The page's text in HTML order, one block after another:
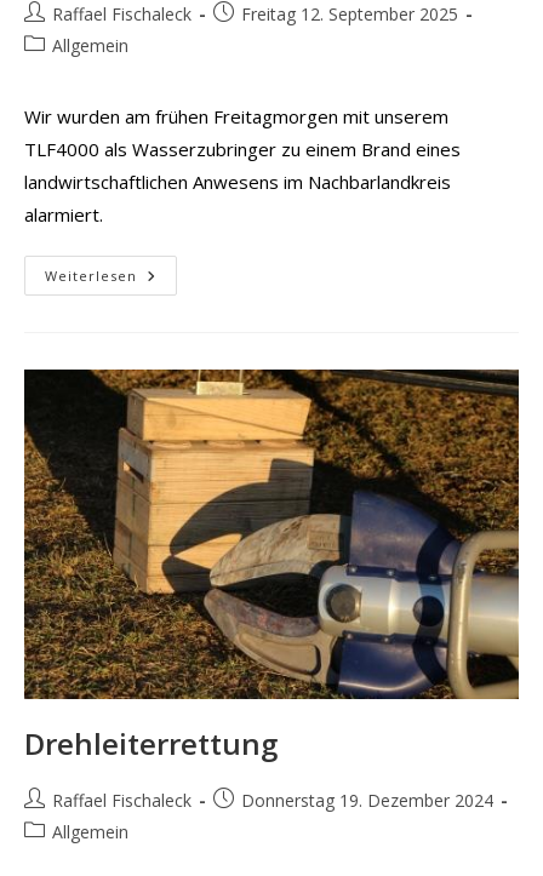
Beitrags-
Autor:
Raffael Fischaleck
BeitragFreitag 12. September 2025
Beitrags-
Allgemein
Wir wurden am frühen Freitagmorgen mit unserem
TLF4000 als Wasserzubringer zu einem Brand eines
landwirtschaftlichen Anwesens im Nachbarlandkreis
alarmiert.
Weiterlesen Brand
Landwirtschaft
Drehleiterrettung
Beitrags-
Autor:
Raffael Fischaleck
BeitragDonnerstag 19. Dezember 2024
Beitrags-
Allgemein